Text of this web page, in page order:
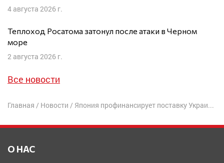
4 августа 2026 г.
Теплоход Росатома затонул после атаки в Черном
море
2 августа 2026 г.
Все новости
Главная / Новости / Япония профинансирует поставку Украине снаряжения из США
О НАС